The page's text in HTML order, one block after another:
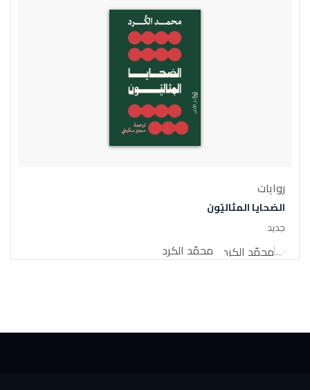
روايات
الضحايا المثاليّون
جديد
محمّد الكرد